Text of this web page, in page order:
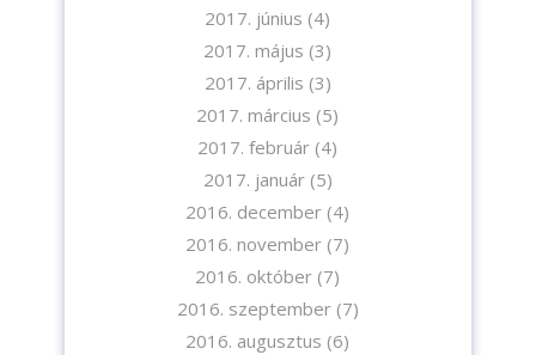
2017. június (4)
2017. május (3)
2017. április (3)
2017. március (5)
2017. február (4)
2017. január(5)
2016. december (4)
2016. november (7)
2016. október (7)
2016. szeptember(7)
2016. augusztus (6)